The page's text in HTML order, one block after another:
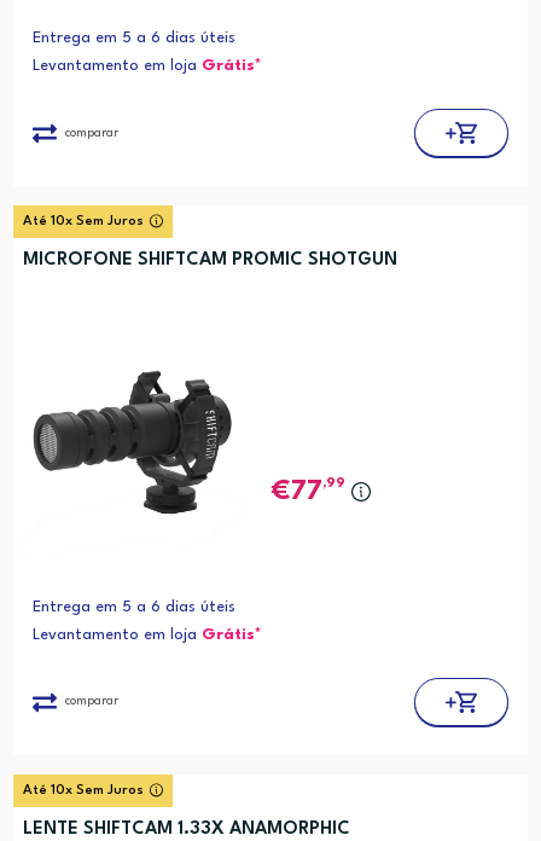
Entrega em 5 a 6 dias úteis
Levantamento em loja Grátis*
comparar
Até 10x Sem Juros
MICROFONE SHIFTCAM PROMIC SHOTGUN
77,99
Entrega em 5 a 6 dias úteis
Levantamento em loja Grátis*
comparar
Até 10x Sem Juros
LENTE SHIFTCAM 1.33X ANAMORPHIC